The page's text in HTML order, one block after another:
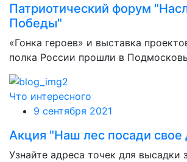
Патриотический форум
Победы"
«Гонка героев» и выставка
полка России прошли в
Что интересного
9 сентября 2021
Акция "Наш лес посади свое
Узнайте адреса точек для высадки